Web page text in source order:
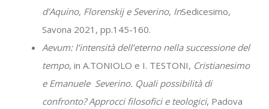
d’Aquino, Florenskij e Severino, InSedicesimo,
Savona 2021, pp.145-160.
Aevum: l’intensità dell’eterno nella successione del
tempo, in A.TONIOLO e I. TESTONI, Cristianesimo
e Emanuele Severino. Quali possibilità di
confronto? Approcci filosofici e teologici, Padova